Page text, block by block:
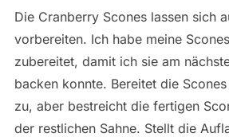
Die Cranberry Scones lassen sich
vorbereiten. Ich habe meine
zubereitet, damit ich sie am
backen konnte. Bereitet die
zu, aber bestreicht die fertigen
der restlichen Sahne. Stellt die